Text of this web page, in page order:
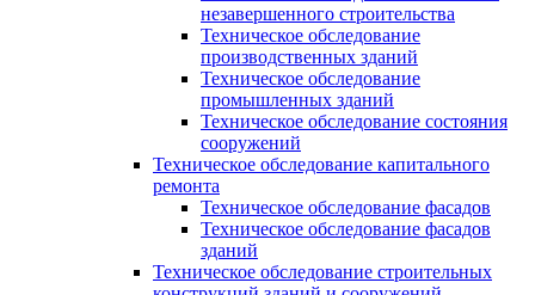
незавершенного строительства
Техническое обследование
производственных зданий
Техническое обследование
промышленных зданий
Техническое обследование состояния
сооружений
Техническое обследование капитального
ремонта
Техническое обследование фасадов
Техническое обследование фасадов
зданий
Техническое обследование строительных